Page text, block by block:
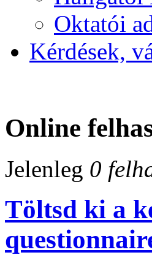
Oktatói
Kérdések,
Online
Jelenleg 0
Töltsd ki a